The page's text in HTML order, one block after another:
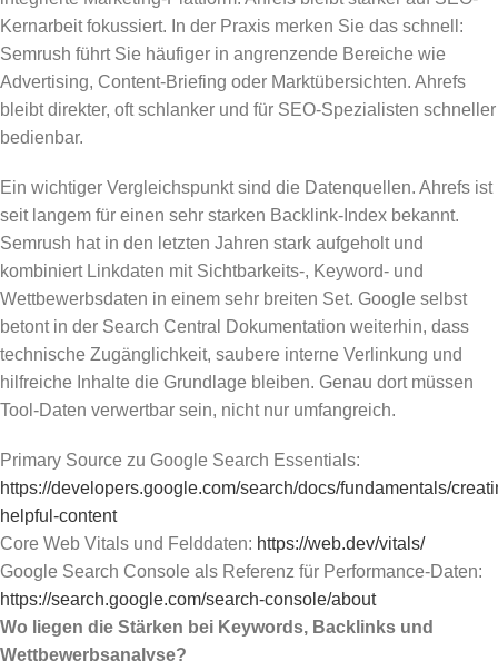
Kernarbeit fokussiert. In der Praxis merken Sie das schnell:
Semrush führt Sie häufiger in angrenzende Bereiche wie
Advertising, Content-Briefing oder Marktübersichten. Ahrefs
bleibt direkter, oft schlanker und für SEO-Spezialisten schneller
bedienbar.
Ein wichtiger Vergleichspunkt sind die Datenquellen. Ahrefs ist
seit langem für einen sehr starken Backlink-Index bekannt.
Semrush hat in den letzten Jahren stark aufgeholt und
kombiniert Linkdaten mit Sichtbarkeits-, Keyword- und
Wettbewerbsdaten in einem sehr breiten Set. Google selbst
betont in der Search Central Dokumentation weiterhin, dass
technische Zugänglichkeit, saubere interne Verlinkung und
hilfreiche Inhalte die Grundlage bleiben. Genau dort müssen
Tool-Daten verwertbar sein, nicht nur umfangreich.
Primary Source zu Google Search Essentials:
https://developers.google.com/search/docs/fundamentals/
helpful-content
Core Web Vitals und Felddaten: https://web.dev/vitals/
Google Search Console als Referenz für Performance-Daten:
https://search.google.com/search-console/about
Wo liegen die Stärken bei Keywords, Backlinks und
Wettbewerbsanalyse?